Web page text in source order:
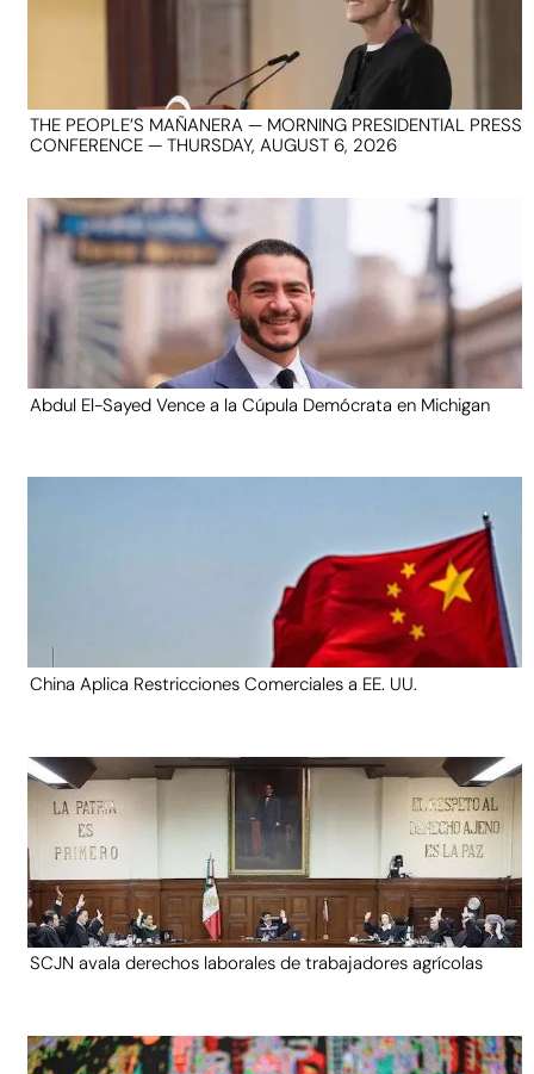
THE PEOPLE’S MAÑANERA — MORNING PRESIDENTIAL PRESS
CONFERENCE — THURSDAY, AUGUST 6, 2026
Abdul El-Sayed Vence a la Cúpula Demócrata en Michigan
China Aplica Restricciones Comerciales a EE. UU.
SCJN avala derechos laborales de trabajadores agrícolas